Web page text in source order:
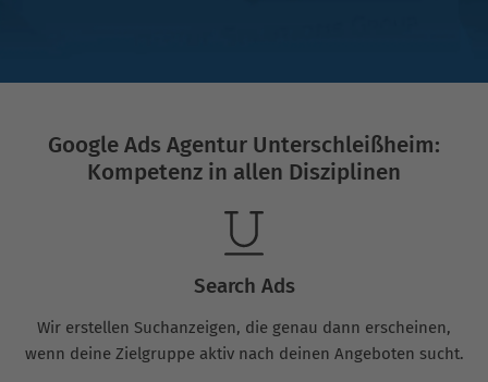
Google Ads Agentur Unterschleißheim:
Kompetenz in allen Disziplinen
Search Ads
Wir erstellen Suchanzeigen, die genau dann erscheinen,
wenn deine Zielgruppe aktiv nach deinen Angeboten sucht.